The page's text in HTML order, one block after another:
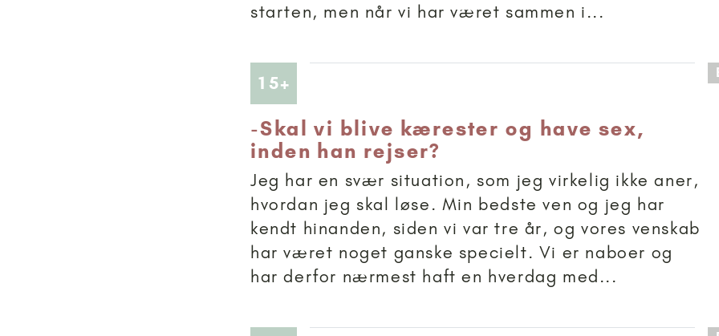
starten, men når vi har været sammen i...
15+
-Skal vi blive kærester og have sex,
inden han rejser?
Jeg har en svær situation, som jeg virkelig ikke aner,
hvordan jeg skal løse. Min bedste ven og jeg har
kendt hinanden, siden vi var tre år, og vores venskab
har været noget ganske specielt. Vi er naboer og
har derfor nærmest haft en hverdag med...